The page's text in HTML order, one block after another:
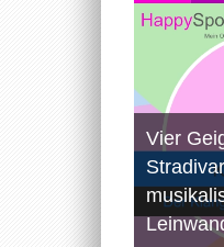
Vier